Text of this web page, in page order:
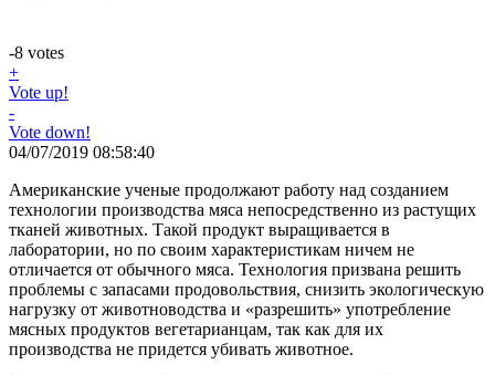
-8 votes
+
Vote up!
-
Vote down!
04/07/2019 08:58:40
Американские ученые продолжают работу над созданием
технологии производства мяса непосредственно из растущих
тканей животных. Такой продукт выращивается в
лаборатории, но по своим характеристикам ничем не
отличается от обычного мяса. Технология призвана решить
проблемы с запасами продовольствия, снизить экологическую
нагрузку от животноводства и «разрешить» употребление
мясных продуктов вегетарианцам, так как для их
производства не придется убивать животное.